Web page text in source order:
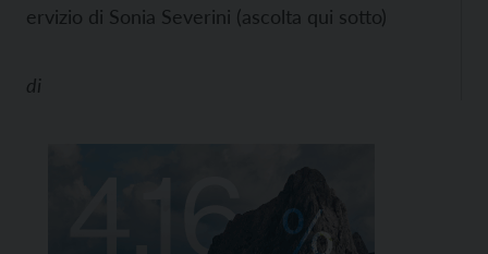
ervizio di Sonia Severini (ascolta qui sotto)
di